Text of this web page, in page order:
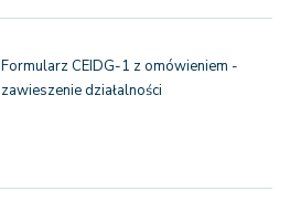
Formularz CEIDG-1 z omówieniem -
zawieszenie działalności